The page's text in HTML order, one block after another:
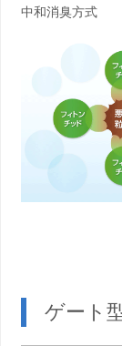
中和消臭方式
ゲート